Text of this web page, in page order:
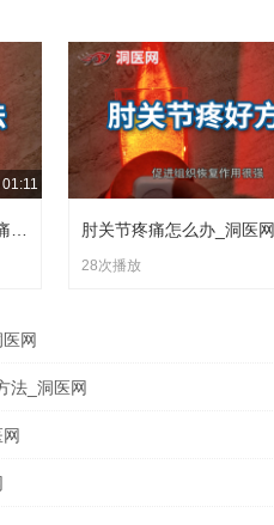
01:11
肘关节疼痛怎么办_洞医网
28次播放
网
法_洞医网